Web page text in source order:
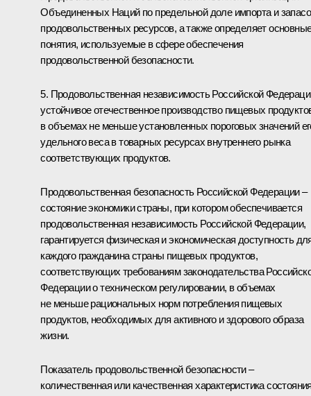
Объединенных Наций по предельной доле импорта и
продовольственных ресурсов, а также определяет
понятия, используемые в сфере обеспечения
продовольственной безопасности.
5. Продовольственная независимость Российской
устойчивое отечественное производство пищевых
в объемах не меньше установленных пороговых значений
удельного веса в товарных ресурсах внутреннего рынка
соответствующих продуктов.
Продовольственная безопасность Российской Федерации –
состояние экономики страны, при котором обеспечивается
продовольственная независимость Российской Федерации,
гарантируется физическая и экономическая доступность
каждого гражданина страны пищевых продуктов,
соответствующих требованиям законодательства
Федерации о техническом регулировании, в объемах
не меньше рациональных норм потребления пищевых
продуктов, необходимых для активного и здорового образа
жизни.
Показатель продовольственной безопасности –
количественная или качественная характеристика